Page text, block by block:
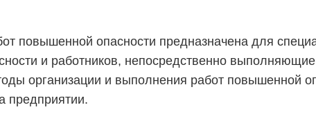
повышенной опасности предназначена для
и работников, непосредственно
организации и выполнения работ повышенной
предприятии.